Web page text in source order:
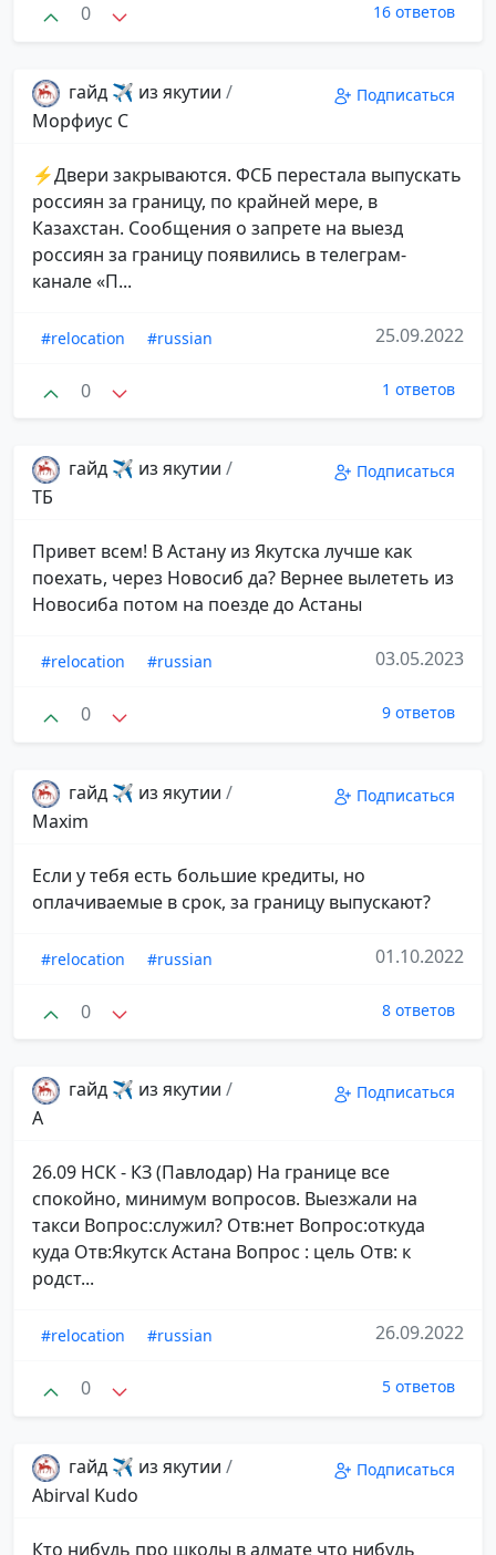
0 16 ответов
гайд ✈️ из якутии /
Морфиус С
Подписаться
⚡️Двери закрываются. ФСБ перестала выпускать
россиян за границу, по крайней мере, в
Казахстан. Сообщения о запрете на выезд
россиян за границу появились в телеграм-
канале «П...
#relocation #russian 25.09.2022
0 1 ответов
гайд ✈️ из якутии /
ТБ
Подписаться
Привет всем! В Астану из Якутска лучше как
поехать, через Новосиб да? Вернее вылететь из
Новосиба потом на поезде до Астаны
#relocation #russian 03.05.2023
0 9 ответов
гайд ✈️ из якутии /
Maxim
Подписаться
Если у тебя есть большие кредиты, но
оплачиваемые в срок, за границу выпускают?
#relocation #russian 01.10.2022
0 8 ответов
гайд ✈️ из якутии /
А
Подписаться
26.09 НСК - КЗ (Павлодар) На границе все
спокойно, минимум вопросов. Выезжали на
такси Вопрос:служил? Отв:нет Вопрос:откуда
куда Отв:Якутск Астана Вопрос : цель Отв: к
родст...
#relocation #russian 26.09.2022
0 5 ответов
гайд ✈️ из якутии /
Abirval Kudo
Подписаться
Кто нибудь про школы в алмате что нибудь